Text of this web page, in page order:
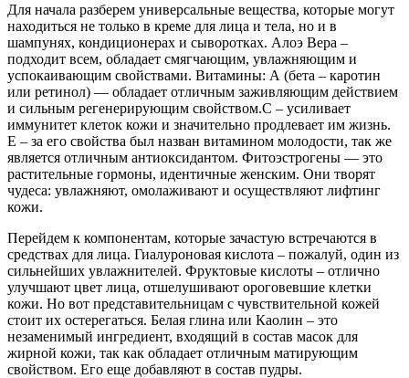
Для начала разберем универсальные вещества, которые могут
находиться не только в креме для лица и тела, но и в
шампунях, кондиционерах и сыворотках. Алоэ Вера –
подходит всем, обладает смягчающим, увлажняющим и
успокаивающим свойствами. Витамины: А (бета – каротин
или ретинол) — обладает отличным заживляющим действием
и сильным регенерирующим свойством.С – усиливает
иммунитет клеток кожи и значительно продлевает им жизнь.
Е – за его свойства был назван витамином молодости, так же
является отличным антиоксидантом. Фитоэстрогены — это
растительные гормоны, идентичные женским. Они творят
чудеса: увлажняют, омолаживают и осуществляют лифтинг
кожи.
Перейдем к компонентам, которые зачастую встречаются в
средствах для лица. Гиалуроновая кислота – пожалуй, один из
сильнейших увлажнителей. Фруктовые кислоты – отлично
улучшают цвет лица, отшелушивают ороговевшие клетки
кожи. Но вот представительницам с чувствительной кожей
стоит их остерегаться. Белая глина или Каолин – это
незаменимый ингредиент, входящий в состав масок для
жирной кожи, так как обладает отличным матирующим
свойством. Его еще добавляют в состав пудры.